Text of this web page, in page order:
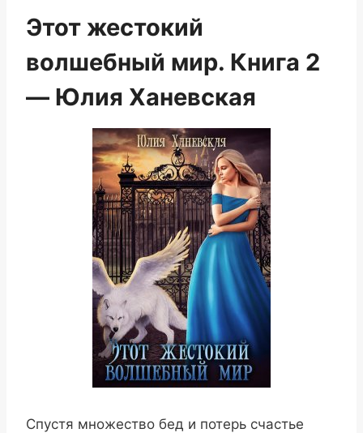
Этот жестокий
волшебный мир. Книга 2
— Юлия Ханевская
Спустя множество бед и потерь счастье